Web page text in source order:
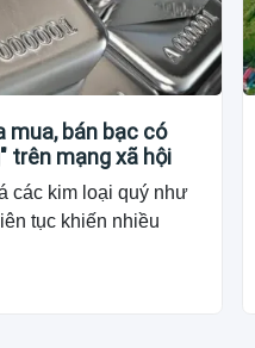
mua, bán bạc có
trên mạng xã hội
các kim loại quý như
tục khiến nhiều